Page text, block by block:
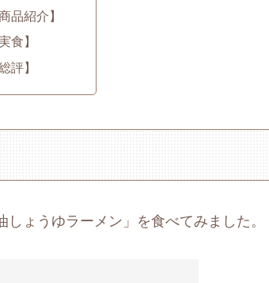
品紹介】
食】
評】
ょうゆラーメン」を食べてみました。